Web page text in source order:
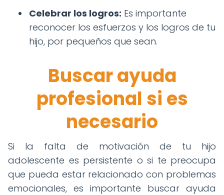
Celebrar los logros: Es importante
reconocer los esfuerzos y los logros de tu
hijo, por pequeños que sean.
Buscar ayuda
profesional si es
necesario
Si la falta de motivación de tu hijo
adolescente es persistente o si te preocupa
que pueda estar relacionado con problemas
emocionales, es importante buscar ayuda